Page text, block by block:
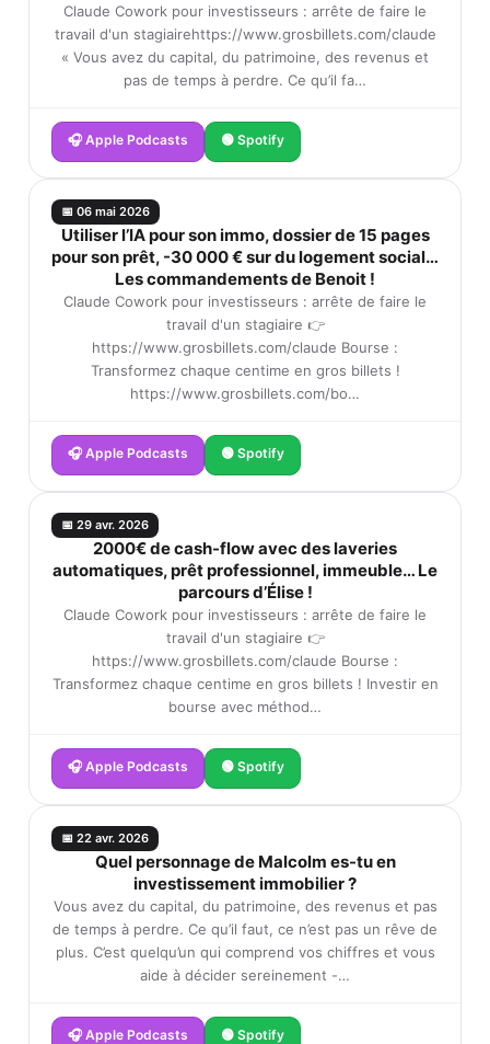
Claude Cowork pour investisseurs : arrête de faire le
travail d'un stagiairehttps://www.grosbillets.com/claude
« Vous avez du capital, du patrimoine, des revenus et
pas de temps à perdre. Ce qu’il fa…
🎧 Apple Podcasts 🟢 Spotify
📅 06 mai 2026
Utiliser l’IA pour son immo, dossier de 15 pages
pour son prêt, -30 000 € sur du logement social…
Les commandements de Benoit !
Claude Cowork pour investisseurs : arrête de faire le
travail d'un stagiaire 👉
https://www.grosbillets.com/claude Bourse :
Transformez chaque centime en gros billets !
https://www.grosbillets.com/bo…
🎧 Apple Podcasts 🟢 Spotify
📅 29 avr. 2026
2000€ de cash-flow avec des laveries
automatiques, prêt professionnel, immeuble… Le
parcours d’Élise !
Claude Cowork pour investisseurs : arrête de faire le
travail d'un stagiaire 👉
https://www.grosbillets.com/claude Bourse :
Transformez chaque centime en gros billets ! Investir en
bourse avec méthod…
🎧 Apple Podcasts 🟢 Spotify
📅 22 avr. 2026
Quel personnage de Malcolm es-tu en
investissement immobilier ?
Vous avez du capital, du patrimoine, des revenus et pas
de temps à perdre. Ce qu’il faut, ce n’est pas un rêve de
plus. C’est quelqu’un qui comprend vos chiffres et vous
aide à décider sereinement -…
🎧 Apple Podcasts 🟢 Spotify